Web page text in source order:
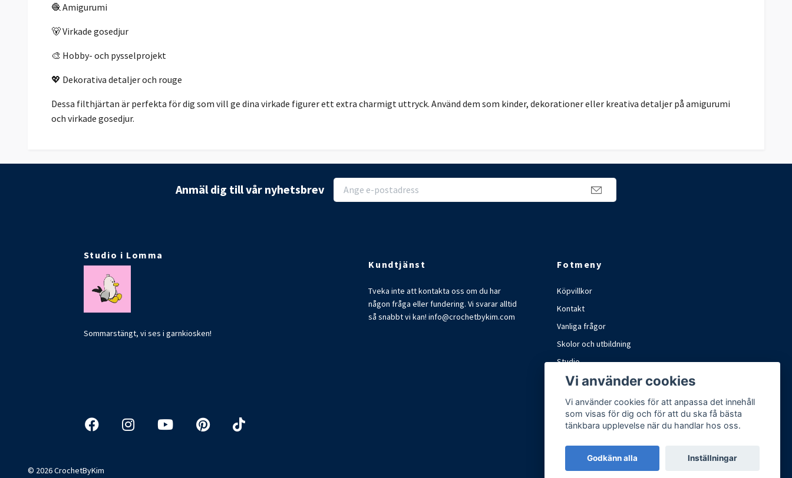
🧶 Amigurumi
🐻 Virkade gosedjur
🎨 Hobby- och pysselprojekt
💖 Dekorativa detaljer och rouge
Dessa filthjärtan är perfekta för dig som vill ge dina virkade figurer ett extra charmigt uttryck. Använd dem som kinder, dekorationer eller kreativa detaljer på amigurumi
och virkade gosedjur.
Anmäl dig till vår nyhetsbrev
Studio i Lomma
Sommarstängt, vi ses i garnkiosken!
Kundtjänst
Tveka inte att kontakta oss om du har
någon fråga eller fundering. Vi svarar alltid
så snabbt vi kan!info@crochetbykim.com
Fotmeny
Köpvillkor
Kontakt
Vanliga frågor
Skolor och utbildning
Studio
Marknader och mässor
© 2026 CrochetByKim
Vi använder cookies
Vi använder cookies för att anpassa det innehåll
som visas för dig och för att du ska få bästa
tänkbara upplevelse när du handlar hos oss.
Godkänn alla Inställningar